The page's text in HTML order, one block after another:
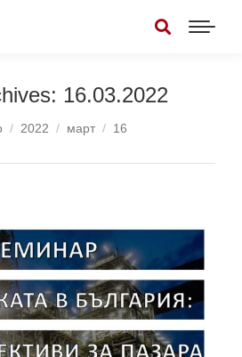
16.03.2022
here:
2022 март 16